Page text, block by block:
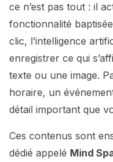
ce n’est pas tout : il
fonctionnalité baptisée
clic, l’intelligence
enregistrer ce qui
texte ou une image.
horaire, un
détail important que
Ces contenus sont
dédié appelé Mind